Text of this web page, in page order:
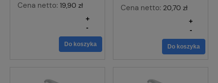
Cena netto: 19,90 zł
-
+
Do koszyka
Cena netto: 20,70 zł
-
+
Do koszyka